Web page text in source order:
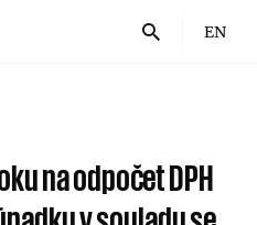
EN
na odpočet DPH